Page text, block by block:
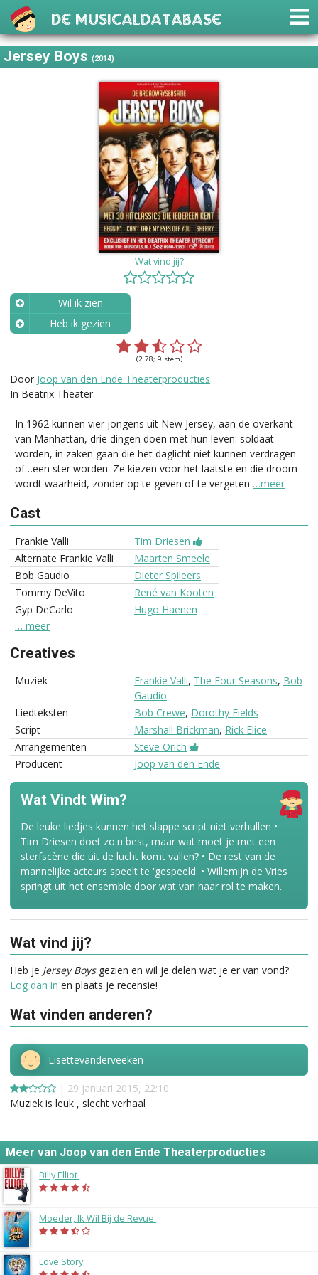
De Musicaldatabase
Jersey Boys(2014)
Wat vind jij?
Wil ik zien
Heb ik gezien
(2.78; 9 stem)
Door Joop van den Ende Theaterproducties
In Beatrix Theater
In 1962 kunnen vier jongens uit New Jersey, aan de overkant
van Manhattan, drie dingen doen met hun leven: soldaat
worden, in zaken gaan die het daglicht niet kunnen verdragen
of…een ster worden. Ze kiezen voor het laatste en die droom
wordt waarheid, zonder op te geven of te vergeten …meer
Cast
Frankie Valli
Tim Driesen
Alternate Frankie Valli
Maarten Smeele
Bob Gaudio
Dieter Spileers
Tommy DeVito
René van Kooten
Gyp DeCarlo
Hugo Haenen
… meer
Creatives
Muziek Frankie Valli, The Four Seasons, Bob
Gaudio
Liedteksten
Bob Crewe, Dorothy Fields
Script
Marshall Brickman, Rick Elice
Arrangementen
Steve Orich
Producent
Joop van den Ende
Wat Vindt Wim?
De leuke liedjes kunnen het slappe script niet verhullen •
Tim Driesen doet zo'n best, maar wat moet je met een
sterfscène die uit de lucht komt vallen? • De rest van de
mannelijke acteurs speelt te 'gespeeld' • Willemijn de Vries
springt uit het ensemble door wat van haar rol te maken.
Wat vind jij?
Heb je Jersey Boysgezien en wil je delen wat je er van vond?
Log dan in en plaats je recensie!
Wat vinden anderen?
Lisettevanderveeken
| 29 januari 2015, 22:10
Muziek is leuk , slecht verhaal
Meer van Joop van den Ende Theaterproducties
Billy Elliot
Moeder, Ik Wil Bij de Revue
Love Story